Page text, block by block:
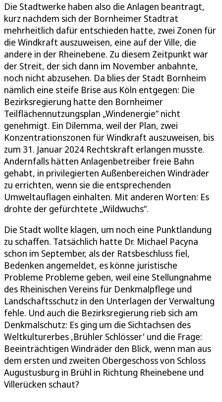
Die Stadtwerke haben also die Anlagen beantragt,
kurz nachdem sich der Bornheimer Stadtrat
mehrheitlich dafür entschieden hatte, zwei Zonen für
die Windkraft auszuweisen, eine auf der Ville, die
andere in der Rheinebene. Zu diesem Zeitpunkt war
der Streit, der sich dann im November anbahnte,
noch nicht abzusehen. Da blies der Stadt Bornheim
nämlich eine steife Brise aus Köln entgegen: Die
Bezirksregierung hatte den Bornheimer
Teilflächennutzungsplan „Windenergie“ nicht
genehmigt. Ein Dilemma, weil der Plan, zwei
Konzentrationszonen für Windkraft auszuweisen, bis
zum 31. Januar 2024 Rechtskraft erlangen musste.
Andernfalls hätten Anlagenbetreiber freie Bahn
gehabt, in privilegierten Außenbereichen Windräder
zu errichten, wenn sie die entsprechenden
Umweltauflagen einhalten. Mit anderen Worten: Es
drohte der gefürchtete „Wildwuchs“.
Die Stadt wollte klagen, um noch eine Punktlandung
zu schaffen. Tatsächlich hatte Dr. Michael Pacyna
schon im September, als der Ratsbeschluss fiel,
Bedenken angemeldet, es könne juristische
Probleme Probleme geben, weil eine Stellungnahme
des Rheinischen Vereins für Denkmalpflege und
Landschaftsschutz in den Unterlagen der Verwaltung
fehle. Und auch die Bezirksregierung rieb sich am
Denkmalschutz: Es ging um die Sichtachsen des
Weltkulturerbes ,Brühler Schlösser' und die Frage:
Beeinträchtigen Windräder den Blick, wenn man aus
dem ersten und zweiten Obergeschoss von Schloss
Augustusburg in Brühl in Richtung Rheinebene und
Villerücken schaut?